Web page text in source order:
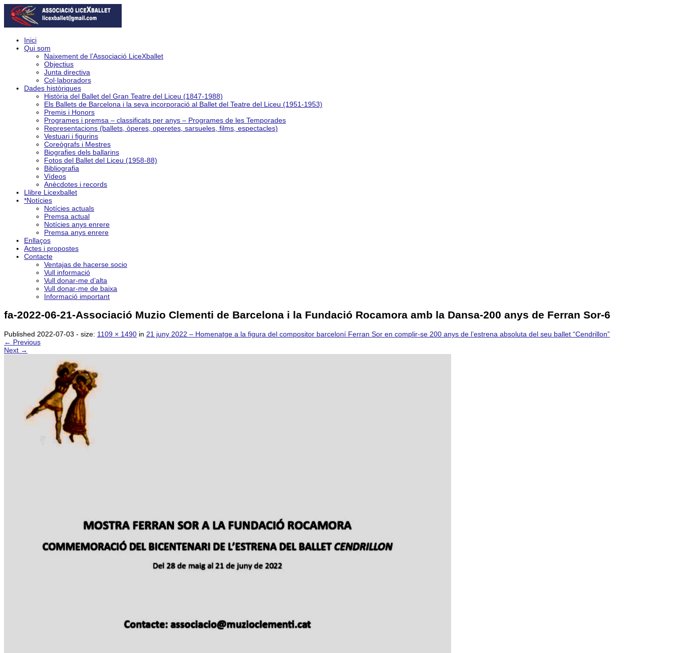
Inici
Qui som
Naixement de l’Associació LiceXballet
Objectius
Junta directiva
Col·laboradors
Dades històriques
Història del Ballet del Gran Teatre del Liceu (1847-1988)
Els Ballets de Barcelona i la seva incorporació al Ballet del Teatre del Liceu (1951-1953)
Premis i Honors
Programes i premsa – classificats per anys – Programes de les Temporades
Representacions (ballets, òperes, operetes, sarsueles, films, espectacles)
Vestuari i figurins
Coreògrafs i Mestres
Biografies dels ballarins
Fotos del Ballet del Liceu (1958-88)
Bibliografia
Vídeos
Anècdotes i records
Llibre Licexballet
*Notícies
Notícies actuals
Premsa actual
Notícies anys enrere
Premsa anys enrere
Enllaços
Actes i propostes
Contacte
Ventajas de hacerse socio
Vull informació
Vull donar-me d’alta
Vull donar-me de baixa
Informació important
fa-2022-06-21-Associació Muzio Clementi de Barcelona i la Fundació Rocamora amb la Dansa-200 anys de Ferran Sor-6
Published 2022-07-03 - size: 1109 × 1490 in 21 juny 2022 – Homenatge a la figura del compositor barceloní Ferran Sor en complir-se 200 anys de l’estrena absoluta del seu ballet “Cendrillon”
← Previous
Next →